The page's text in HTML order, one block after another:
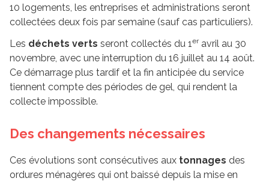
10 logements, les entreprises et administrations seront
collectées deux fois par semaine (sauf cas particuliers).
Les déchets verts seront collectés du 1eravril au 30
novembre, avec une interruption du 16 juillet au 14 août.
Ce démarrage plus tardif et la fin anticipée du service
tiennent compte des périodes de gel, qui rendent la
collecte impossible.
Des changements nécessaires
Ces évolutions sont consécutives aux tonnages des
ordures ménagères qui ont baissé depuis la mise en